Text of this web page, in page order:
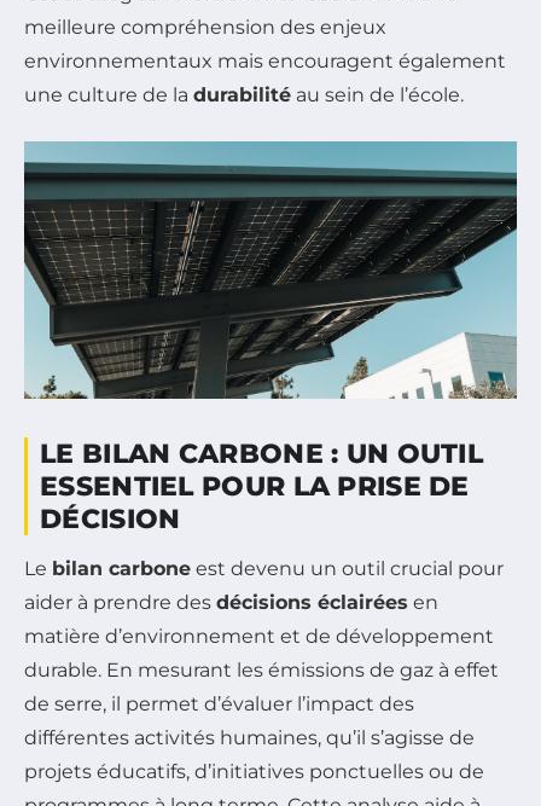
meilleure compréhension des enjeux
environnementaux mais encouragent également
une culture de la durabilité au sein de l’école.
LE BILAN CARBONE : UN OUTIL
ESSENTIEL POUR LA PRISE DE
DÉCISION
Le bilan carbone est devenu un outil crucial pour
aider à prendre des décisions éclairées en
matière d’environnement et de développement
durable. En mesurant les émissions de gaz à effet
de serre, il permet d’évaluer l’impact des
différentes activités humaines, qu’il s’agisse de
projets éducatifs, d’initiatives ponctuelles ou de